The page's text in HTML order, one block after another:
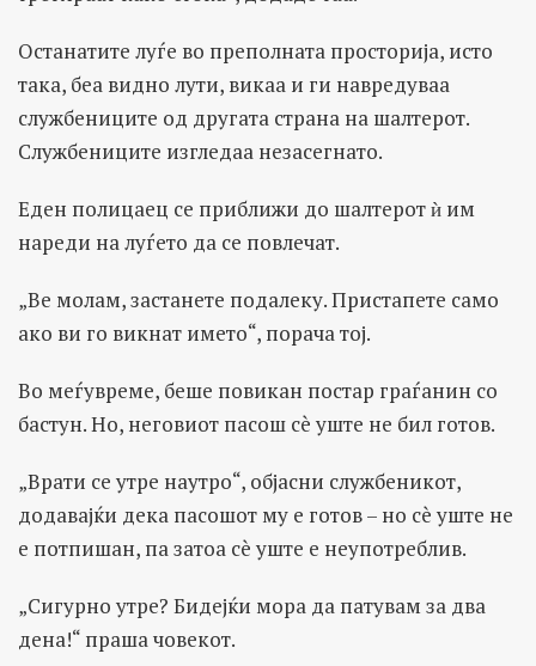
Останатите луѓе во преполната просторија, исто
така, беа видно лути, викаа и ги навредуваа
службениците од другата страна на шалтерот.
Службениците изгледаа незасегнато.
Еден полицаец се приближи до шалтерот ѝ им
нареди на луѓето да се повлечат.
„Ве молам, застанете подалеку. Пристапете само
ако ви го викнат името“, порача тој.
Во меѓувреме, беше повикан постар граѓанин со
бастун. Но, неговиот пасош сè уште не бил готов.
„Врати се утре наутро“, објасни службеникот,
додавајќи дека пасошот му е готов – но сè уште не
е потпишан, па затоа сè уште е неупотреблив.
„Сигурно утре? Бидејќи мора да патувам за два
дена!“ праша човекот.